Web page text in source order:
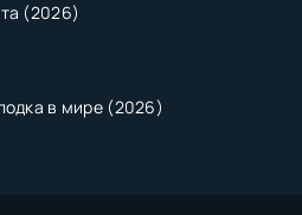
(2026)
в мире (2026)